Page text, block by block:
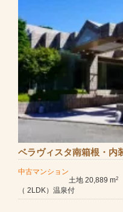
ベラヴィスタ南箱根・内
中古マンション
土地 20,889 m2
（ 2LDK）温泉付